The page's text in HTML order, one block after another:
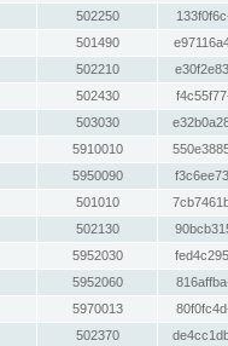
502250
501490
502210
502430
503030
5910010
5950090
501010
502130
5952030
5952060
5970013
502370